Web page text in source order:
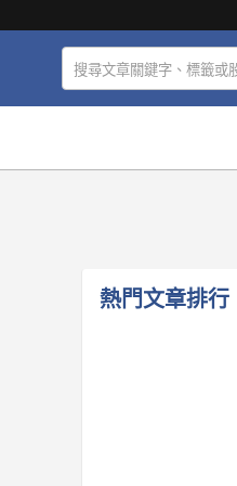
熱門文章排行